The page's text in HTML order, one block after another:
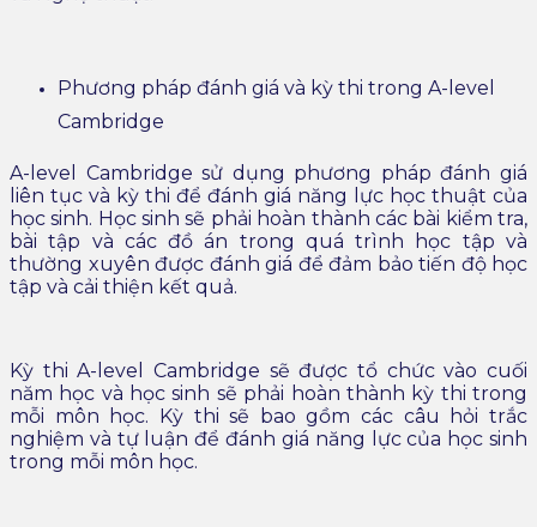
Phương pháp đánh giá và kỳ thi trong A-level
Cambridge
A-level Cambridge sử dụng phương pháp đánh giá
liên tục và kỳ thi để đánh giá năng lực học thuật của
học sinh. Học sinh sẽ phải hoàn thành các bài kiểm tra,
bài tập và các đồ án trong quá trình học tập và
thường xuyên được đánh giá để đảm bảo tiến độ học
tập và cải thiện kết quả.
Kỳ thi A-level Cambridge sẽ được tổ chức vào cuối
năm học và học sinh sẽ phải hoàn thành kỳ thi trong
mỗi môn học. Kỳ thi sẽ bao gồm các câu hỏi trắc
nghiệm và tự luận để đánh giá năng lực của học sinh
trong mỗi môn học.